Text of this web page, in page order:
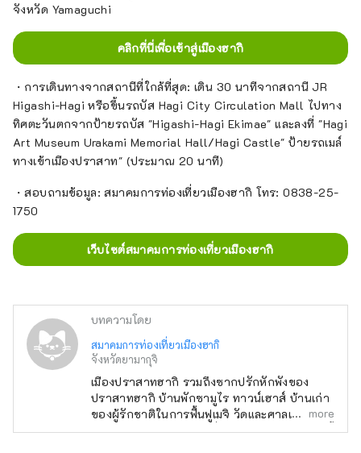
จังหวัด Yamaguchi
คลิกที่นี่เพื่อเข้าสู่เมืองฮากิ
・การเดินทางจากสถานีที่ใกล้ที่สุด: เดิน 30 นาทีจากสถานี JR
Higashi-Hagi หรือขึ้นรถบัส Hagi City Circulation Mall ไปทาง
ทิศตะวันตกจากป้ายรถบัส "Higashi-Hagi Ekimae" และลงที่ "Hagi
Art Museum Urakami Memorial Hall/Hagi Castle" ป้ายรถเมล์
ทางเข้าเมืองปราสาท" (ประมาณ 20 นาที)
・สอบถามข้อมูล: สมาคมการท่องเที่ยวเมืองฮากิ โทร: 0838-25-
1750
เว็บไซต์สมาคมการท่องเที่ยวเมืองฮากิ
บทความโดย
สมาคมการท่องเที่ยวเมืองฮากิ
จังหวัดยามากุจิ
เมืองปราสาทฮากิ รวมถึงซากปรักหักพังของ
ปราสาทฮากิ บ้านพักซามูไร ทาวน์เฮาส์ บ้านเก่า
ของผู้รักชาติในการฟื้นฟูเมจิ วัดและศาลเจ้า ได้
กลายเป็นมรดกของเมืองที่สืบทอดมาจนถึงทุกวันนี้
more